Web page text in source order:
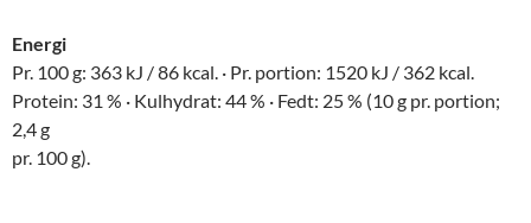
Energi
Pr. 100 g: 363 kJ / 86 kcal. · Pr. portion: 1520 kJ / 362 kcal.
Protein: 31 % · Kulhydrat: 44 % · Fedt: 25 % (10 g pr. portion;
2,4 g
pr. 100 g).